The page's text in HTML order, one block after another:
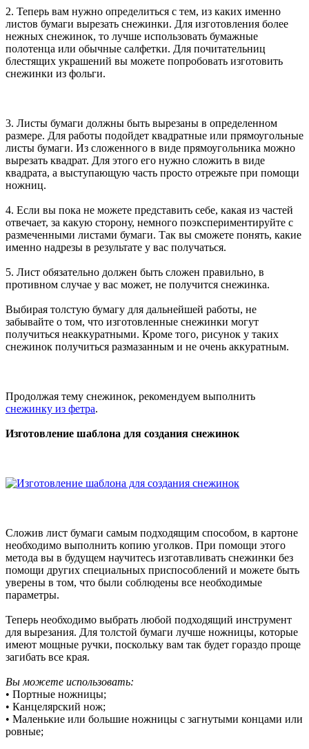
2. Теперь вам нужно определиться с тем, из каких именно
листов бумаги вырезать снежинки. Для изготовления более
нежных снежинок, то лучше использовать бумажные
полотенца или обычные салфетки. Для почитательниц
блестящих украшений вы можете попробовать изготовить
снежинки из фольги.
3. Листы бумаги должны быть вырезаны в определенном
размере. Для работы подойдет квадратные или прямоугольные
листы бумаги. Из сложенного в виде прямоугольника можно
вырезать квадрат. Для этого его нужно сложить в виде
квадрата, а выступающую часть просто отрежьте при помощи
ножниц.
4. Если вы пока не можете представить себе, какая из частей
отвечает, за какую сторону, немного поэкспериментируйте с
размеченными листами бумаги. Так вы сможете понять, какие
именно надрезы в результате у вас получаться.
5. Лист обязательно должен быть сложен правильно, в
противном случае у вас может, не получится снежинка.
Выбирая толстую бумагу для дальнейшей работы, не
забывайте о том, что изготовленные снежинки могут
получиться неаккуратными. Кроме того, рисунок у таких
снежинок получиться размазанным и не очень аккуратным.
Продолжая тему снежинок, рекомендуем выполнить
снежинку из фетра.
Изготовление шаблона для создания снежинок
Сложив лист бумаги самым подходящим способом, в картоне
необходимо выполнить копию уголков. При помощи этого
метода вы в будущем научитесь изготавливать снежинки без
помощи других специальных приспособлений и можете быть
уверены в том, что были соблюдены все необходимые
параметры.
Теперь необходимо выбрать любой подходящий инструмент
для вырезания. Для толстой бумаги лучше ножницы, которые
имеют мощные ручки, поскольку вам так будет гораздо проще
загибать все края.
Вы можете использовать:
• Портные ножницы;
• Канцелярский нож;
• Маленькие или большие ножницы с загнутыми концами или
ровные;